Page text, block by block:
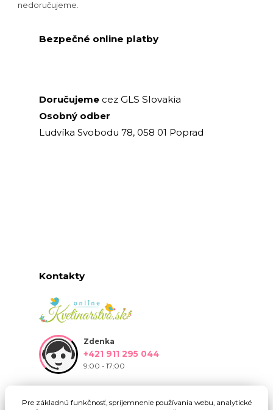
nedoručujeme.
Bezpečné online platby
Doručujeme cez GLS Slovakia
Osobný odber
Ludvíka Svobodu 78, 058 01 Poprad
Kontakty
Zdenka
+421 911 295 044
9:00 - 17:00
Pre základnú funkčnosť, spríjemnenie používania webu, analytické